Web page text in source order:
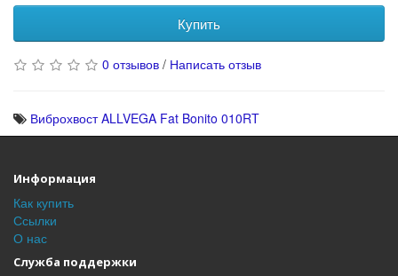
Купить
0 отзывов / Написать отзыв
Виброхвост ALLVEGA Fat Bonito 010RT
Информация
Как купить
Ссылки
О нас
Служба поддержки